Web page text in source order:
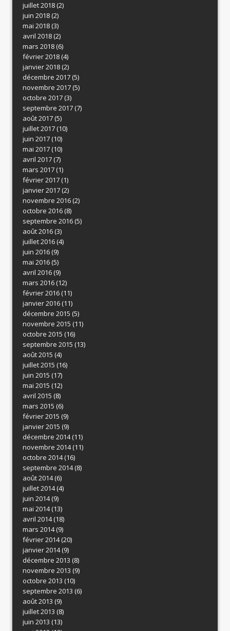
juillet 2018(2)
juin 2018(2)
mai 2018(3)
avril 2018(2)
mars 2018(6)
février 2018(4)
janvier 2018(2)
décembre 2017(5)
novembre 2017(5)
octobre 2017(3)
septembre 2017(7)
août 2017(5)
juillet 2017(10)
juin 2017(10)
mai 2017(10)
avril 2017(7)
mars 2017(1)
février 2017(1)
janvier 2017(2)
novembre 2016(2)
octobre 2016(8)
septembre 2016(5)
août 2016(3)
juillet 2016(4)
juin 2016(9)
mai 2016(5)
avril 2016(9)
mars 2016(12)
février 2016(11)
janvier 2016(11)
décembre 2015 (5)
novembre 2015 (11)
octobre 2015 (16)
septembre 2015 (13)
août 2015 (4)
juillet 2015 (16)
juin 2015 (17)
mai 2015 (12)
avril 2015 (8)
mars 2015 (6)
février 2015 (9)
janvier 2015 (9)
décembre 2014(11)
novembre 2014(11)
octobre 2014(16)
septembre 2014(8)
août 2014(6)
juillet 2014(4)
juin 2014(9)
mai 2014(13)
avril 2014(18)
mars 2014(9)
février 2014(20)
janvier 2014(9)
décembre 2013 (8)
novembre 2013 (9)
octobre 2013 (10)
septembre 2013 (6)
août 2013 (9)
juillet 2013 (8)
juin 2013 (13)